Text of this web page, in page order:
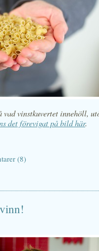
vad vinstkuvertet innehöll,
det förevigat på bild här.
(8)